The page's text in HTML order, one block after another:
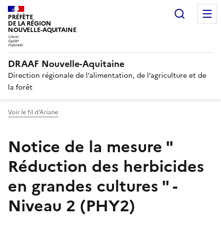
PRÉFÈTE
DE LA RÉGION
NOUVELLE-AQUITAINE
DRAAF Nouvelle-Aquitaine
Direction régionale de l’alimentation, de l’agriculture et de
la forêt
Voir le fil d'Ariane
Notice de la mesure "
Réduction des herbicides
en grandes cultures " -
Niveau 2 (PHY2)